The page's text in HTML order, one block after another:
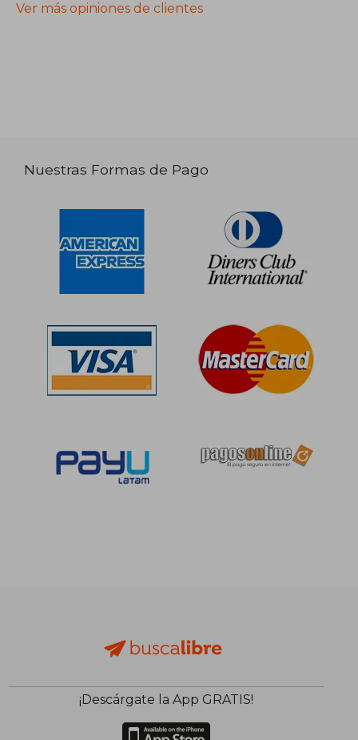
Ver más opiniones de clientes
Nuestras Formas de Pago
¡Descárgate la App GRATIS!